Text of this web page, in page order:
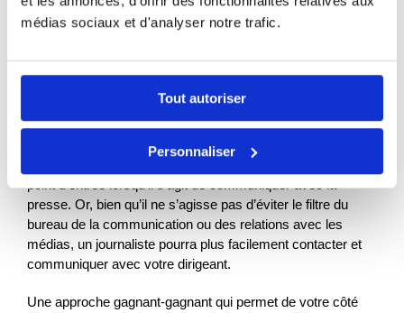
médias sociaux et d'analyser notre trafic.
Tout autoriser
Personnaliser
5) Développer les relations avec les
Autre argument que votre patron peut entendre : les
point d’entrée lorsqu’il s’agit de communiquer avec la
presse. Or, bien qu’il ne s’agisse pas d’éviter le filtre du
bureau de la communication ou des relations avec les
médias, un journaliste pourra plus facilement contacter et
communiquer avec votre dirigeant.
Une approche gagnant-gagnant qui permet de votre côté